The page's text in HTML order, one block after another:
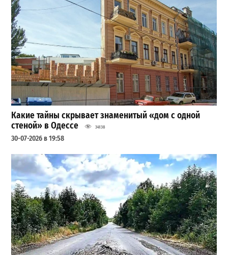
Какие тайны скрывает знаменитый «дом с одной
стеной» в Одессе
34138
30-07-2026 в 19:58